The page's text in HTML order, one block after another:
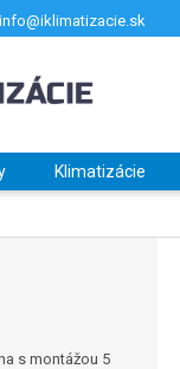
info@iklimatizacie.sk
Klimatizácie
s montážou 5